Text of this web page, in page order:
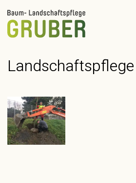
Landschaftspflege